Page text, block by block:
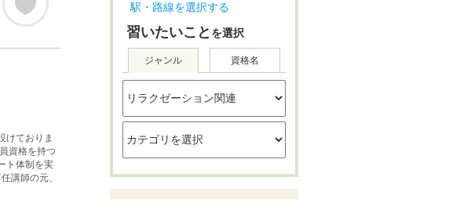
けておりま
資格を持つ
ト体制を実
講師の元、
駅・路線を選択する
習いたいこと を選択
ジャンル 資格名